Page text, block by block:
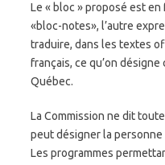
Le « bloc » proposé est
«bloc-notes», l’autre
traduire, dans les textes
français, ce qu’on
Québec.
La Commission ne dit
peut désigner la
Les programmes